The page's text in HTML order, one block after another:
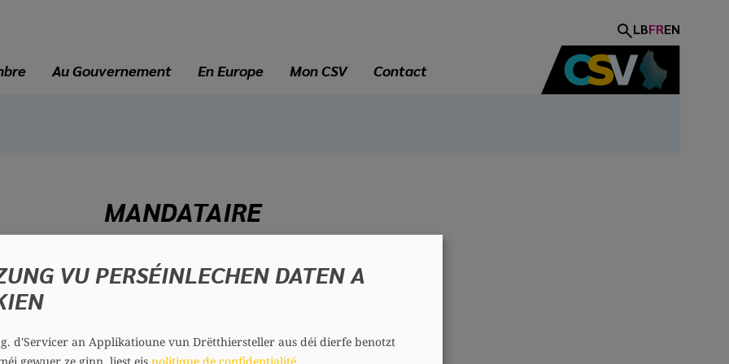
LBFREN
Au Gouvernement En Europe Mon CSV Contact
MANDATAIRE
Olafur SIGURDSSON
Section : Betzdorf
VU PERSÉINLECHEN DATEN A
d'Servicer an Applikatioune vun Drëtthiersteller aus déi dierfe benotzt
gewuer ze ginn, liest eis politique de confidentialité.